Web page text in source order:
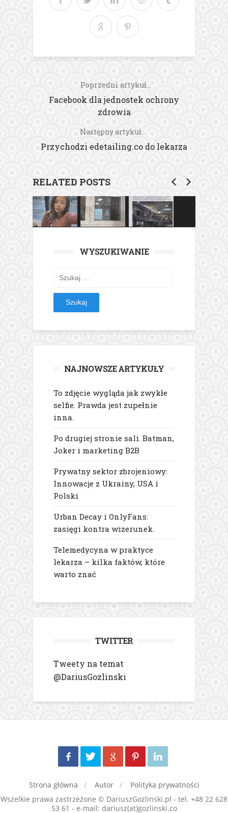
Poprzedni artykuł...
Facebook dla jednostek ochrony
zdrowia
Następny artykuł...
Przychodzi edetailing.co do lekarza
RELATED POSTS
WYSZUKIWANIE
Szukaj:
NAJNOWSZE ARTYKUŁY
To zdjęcie wygląda jak zwykłe
selfie. Prawda jest zupełnie
inna.
Po drugiej stronie sali. Batman,
Joker i marketing B2B
Prywatny sektor zbrojeniowy:
Innowacje z Ukrainy, USA i
Polski
Urban Decay i OnlyFans:
zasięgi kontra wizerunek.
Telemedycyna w praktyce
lekarza – kilka faktów, które
warto znać
TWITTER
Tweety na temat
@DariusGozlinski
Strona główna Autor
Polityka prywatności
Wszelkie prawa zastrzeżone © DariuszGozlinski.pl - tel. +48 22 628
53 61 - e-mail: dariusz(at)gozlinski.co